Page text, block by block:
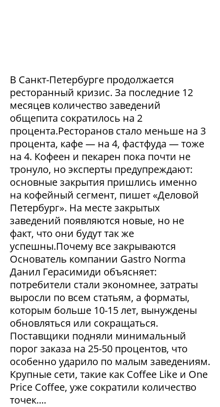
В Санкт-Петербурге продолжается
ресторанный кризис. За последние 12
месяцев количество заведений
общепита сократилось на 2
процента.Ресторанов стало меньше на 3
процента, кафе — на 4, фастфуда — тоже
на 4. Кофеен и пекарен пока почти не
тронуло, но эксперты предупреждают:
основные закрытия пришлись именно
на кофейный сегмент, пишет «Деловой
Петербург». На месте закрытых
заведений появляются новые, но не
факт, что они будут так же
успешны.Почему все закрываются
Основатель компании Gastro Norma
Данил Герасимиди объясняет:
потребители стали экономнее, затраты
выросли по всем статьям, а форматы,
которым больше 10-15 лет, вынуждены
обновляться или сокращаться.
Поставщики подняли минимальный
порог заказа на 25-50 процентов, что
особенно ударило по малым заведениям.
Крупные сети, такие как Coffee Like и One
Price Coffee, уже сократили количество
точек....